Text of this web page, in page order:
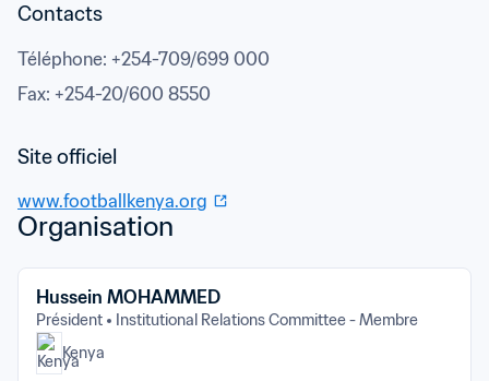
Contacts
Téléphone: +254-709/699 000
Fax: +254-20/600 8550
www.footballkenya.org
Organisation
Hussein MOHAMMED
Président
Institutional Relations Committee - Membre
Kenya